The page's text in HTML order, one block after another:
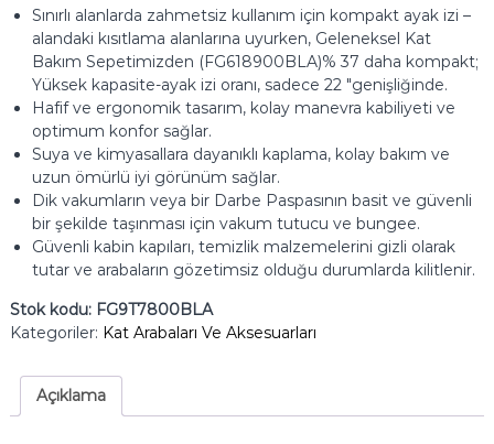
Sınırlı alanlarda zahmetsiz kullanım için kompakt ayak izi –
alandaki kısıtlama alanlarına uyurken, Geleneksel Kat
Bakım Sepetimizden (FG618900BLA)% 37 daha kompakt;
Yüksek kapasite-ayak izi oranı, sadece 22 "genişliğinde.
Hafif ve ergonomik tasarım, kolay manevra kabiliyeti ve
optimum konfor sağlar.
Suya ve kimyasallara dayanıklı kaplama, kolay bakım ve
uzun ömürlü iyi görünüm sağlar.
Dik vakumların veya bir Darbe Paspasının basit ve güvenli
bir şekilde taşınması için vakum tutucu ve bungee.
Güvenli kabin kapıları, temizlik malzemelerini gizli olarak
tutar ve arabaların gözetimsiz olduğu durumlarda kilitlenir.
Stok kodu: FG9T7800BLA
Kategoriler: Kat Arabaları Ve Aksesuarları
Açıklama